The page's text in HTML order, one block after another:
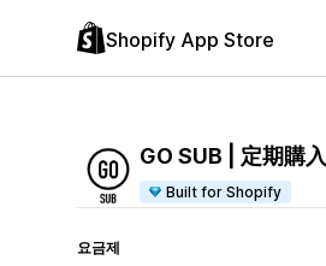
Shopify App Store
GO SUB | 定期購入
Built for Shopify
요금제